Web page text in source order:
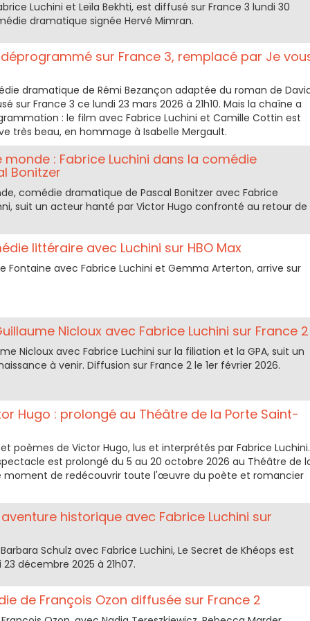
Luchini et Leïla Bekhti, est diffusé sur France 3 lundi 30
dramatique signée Hervé Mimran.
déprogrammé sur France 3, remplacé par Je
dramatique de Rémi Bezançon adaptée du roman de
sur France 3 ce lundi 23 mars 2026 à 21h10. Mais la chaîne a
: le film avec Fabrice Luchini et Camille Cottin est
très beau, en hommage à Isabelle Mergault.
: Fabrice Luchini dans la comédie
Bonitzer
comédie dramatique de Pascal Bonitzer avec Fabrice
suit un acteur hanté par Victor Hugo confronté au retour de
littéraire avec Luchini sur HBO Max
Fontaine avec Fabrice Luchini et Gemma Arterton, arrive sur
Nicloux avec Fabrice Luchini sur France 2
Nicloux avec Fabrice Luchini sur la filiation et la GPA, suit un
à venir. Diffusion sur France 2 le 1er février 2026.
Hugo : prolongé au Théâtre de la Porte Saint-
poèmes de Victor Hugo, lus et interprétés par Fabrice Luchini.
est prolongé du 5 au 20 octobre 2026 au Théâtre de
moment de redécouvrir toute l'œuvre du poète et romancier
historique avec Fabrice Luchini sur
Schulz avec Fabrice Luchini, Le Secret de Khéops est
décembre 2025 à 21h07.
de François Ozon diffusée sur France 2